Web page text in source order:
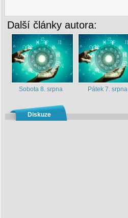
Další články autora:
Sobota 8. srpna Pátek 7. srpna
Diskuze